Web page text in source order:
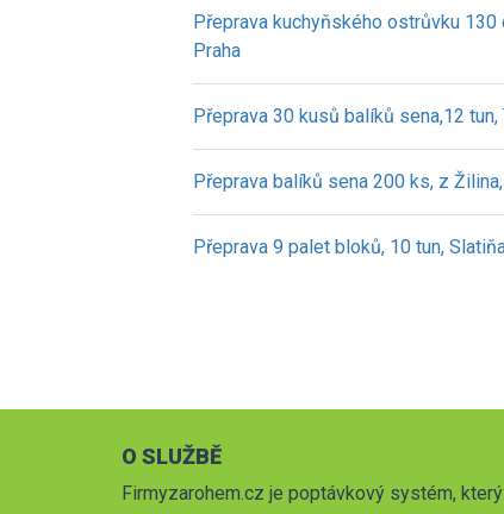
Přeprava kuchyňského ostrůvku 130
Praha
Přeprava 30 kusů balíků sena,12
Přeprava balíků sena 200 ks, z
Přeprava 9 palet bloků, 10 tun,
O SLUŽBĚ
Firmyzarohem.cz je poptávkový systém,